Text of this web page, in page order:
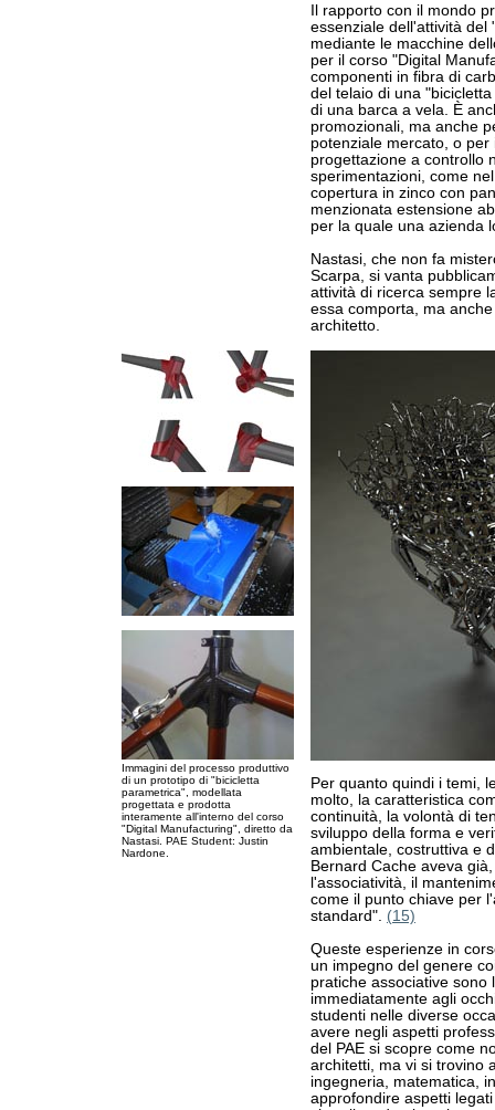
Il rapporto con il mondo
essenziale dell'attività del
mediante le macchine
per il corso "Digital
componenti in fibra di
del telaio di una
di una barca a vela. È
promozionali, ma anche
potenziale mercato, o
progettazione a controllo
sperimentazioni, come
copertura in zinco con
menzionata estensione
per la quale una azienda
Nastasi, che non fa
Scarpa, si vanta
attività di ricerca sempre
essa comporta, ma
architetto.
Immagini del processo produttivo
di un prototipo di "bicicletta
parametrica", modellata
progettata e prodotta
interamente all'interno del corso
"Digital Manufacturing", diretto da
Nastasi. PAE Student: Justin
Nardone.
Per quanto quindi i temi,
molto, la caratteristica
continuità, la volontà di
sviluppo della forma e
ambientale, costruttiva e
Bernard Cache aveva
l'associatività, il
come il punto chiave per
standard". (15)
Queste esperienze in
un impegno del genere
pratiche associative sono
immediatamente agli
studenti nelle diverse
avere negli aspetti
del PAE si scopre come
architetti, ma vi si trovino
ingegneria, matematica,
approfondire aspetti